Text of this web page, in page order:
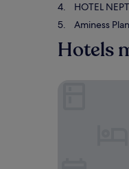
HOTEL
Aminess
Hotels